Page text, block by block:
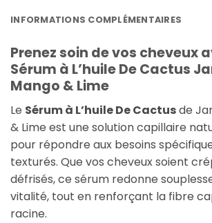
INFORMATIONS COMPLÉMENTAIRES
Prenez soin de vos cheveux
Sérum à L’huile De Cactus
Mango & Lime
Le Sérum à L’huile De Cactusde
& Lime est une solution capillaire
pour répondre aux besoins
texturés. Que vos cheveux soient
défrisés, ce sérum redonne
vitalité, tout en renforçant la fibre
racine.